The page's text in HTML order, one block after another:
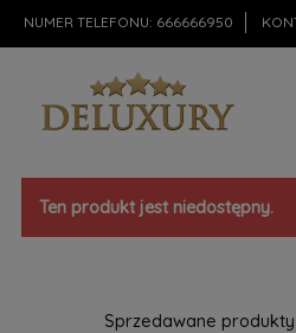
NUMER TELEFONU: 666666950
Ten produkt jest niedostępny.
Sprzedawane produkty